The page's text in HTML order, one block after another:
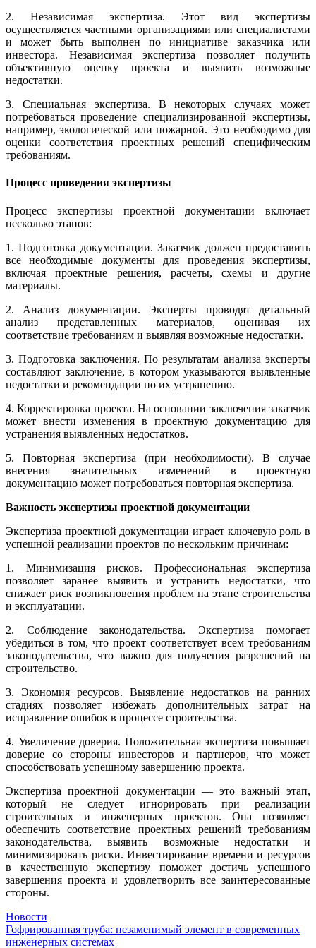
2. Независимая экспертиза. Этот вид экспертизы
осуществляется частными организациями или специалистами
и может быть выполнен по инициативе заказчика или
инвестора. Независимая экспертиза позволяет получить
объективную оценку проекта и выявить возможные
недостатки.
3. Специальная экспертиза. В некоторых случаях может
потребоваться проведение специализированной экспертизы,
например, экологической или пожарной. Это необходимо для
оценки соответствия проектных решений специфическим
требованиям.
Процесс проведения экспертизы
Процесс экспертизы проектной документации включает
несколько этапов:
1. Подготовка документации. Заказчик должен предоставить
все необходимые документы для проведения экспертизы,
включая проектные решения, расчеты, схемы и другие
материалы.
2. Анализ документации. Эксперты проводят детальный
анализ представленных материалов, оценивая их
соответствие требованиям и выявляя возможные недостатки.
3. Подготовка заключения. По результатам анализа эксперты
составляют заключение, в котором указываются выявленные
недостатки и рекомендации по их устранению.
4. Корректировка проекта. На основании заключения заказчик
может внести изменения в проектную документацию для
устранения выявленных недостатков.
5. Повторная экспертиза (при необходимости). В случае
внесения значительных изменений в проектную
документацию может потребоваться повторная экспертиза.
Важность экспертизы проектной документации
Экспертиза проектной документации играет ключевую роль в
успешной реализации проектов по нескольким причинам:
1. Минимизация рисков. Профессиональная экспертиза
позволяет заранее выявить и устранить недостатки, что
снижает риск возникновения проблем на этапе строительства
и эксплуатации.
2. Соблюдение законодательства. Экспертиза помогает
убедиться в том, что проект соответствует всем требованиям
законодательства, что важно для получения разрешений на
строительство.
3. Экономия ресурсов. Выявление недостатков на ранних
стадиях позволяет избежать дополнительных затрат на
исправление ошибок в процессе строительства.
4. Увеличение доверия. Положительная экспертиза повышает
доверие со стороны инвесторов и партнеров, что может
способствовать успешному завершению проекта.
Экспертиза проектной документации — это важный этап,
который не следует игнорировать при реализации
строительных и инженерных проектов. Она позволяет
обеспечить соответствие проектных решений требованиям
законодательства, выявить возможные недостатки и
минимизировать риски. Инвестирование времени и ресурсов
в качественную экспертизу поможет достичь успешного
завершения проекта и удовлетворить все заинтересованные
стороны.
Новости
Навигация
Гофрированная труба: незаменимый элемент в современных
инженерных системах